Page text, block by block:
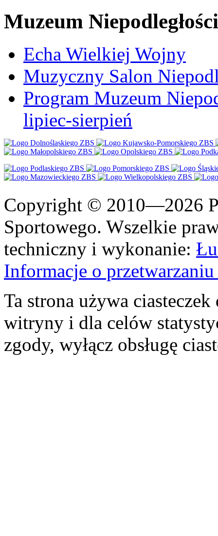
Muzeum Niepodległości
Echa Wielkiej Wojny
Muzyczny Salon
Program Muzeum
lipiec-sierpień
Copyright © 2010—2026
Sportowego. Wszelkie
techniczny i wykonanie:
Informacje o
Ta strona używa
witryny i dla celów
zgody, wyłącz obsługę